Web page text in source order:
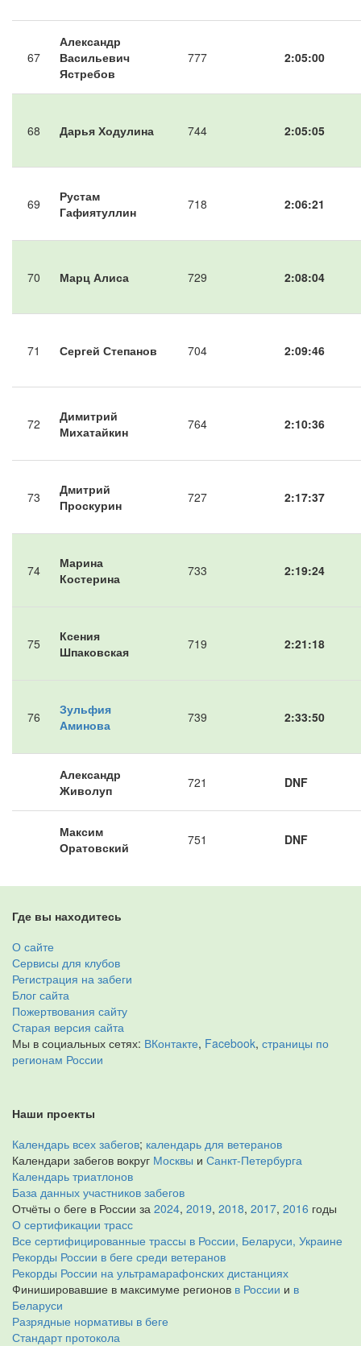
67
Александр
Васильевич
Ястребов
777 2:05:00
68 Дарья Ходулина 744 2:05:05
69
Рустам
Гафиятуллин
718 2:06:21
70 Марц Алиса 729 2:08:04
71 Сергей Степанов 704 2:09:46
72
Димитрий
Михатайкин
764 2:10:36
73
Дмитрий
Проскурин
727 2:17:37
74
Марина
Костерина
733 2:19:24
75
Ксения
Шпаковская
719 2:21:18
76
Зульфия
Аминова
739 2:33:50
Александр
Живолуп
721 DNF
Максим
Оратовский
751 DNF
Где вы находитесь
О сайте
Сервисы для клубов
Регистрация на забеги
Блог сайта
Пожертвования сайту
Старая версия сайта
Мы в социальных сетях: ВКонтакте, Facebook, страницы по
регионам России
Наши проекты
Календарь всех забегов; календарь для ветеранов
Календари забегов вокруг Москвы и Санкт-Петербурга
Календарь триатлонов
База данных участников забегов
Отчёты о беге в России за 2024, 2019, 2018, 2017, 2016 годы
О сертификации трасс
Все сертифицированные трассы в России, Беларуси, Украине
Рекорды России в беге среди ветеранов
Рекорды России на ультрамарафонских дистанциях
Финишировавшие в максимуме регионов в России и в
Беларуси
Разрядные нормативы в беге
Стандарт протокола